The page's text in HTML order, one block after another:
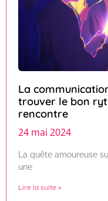
La
trouver le bon
rencontre
24 mai 2024
La quête amoureuse
une
Lire la suite »